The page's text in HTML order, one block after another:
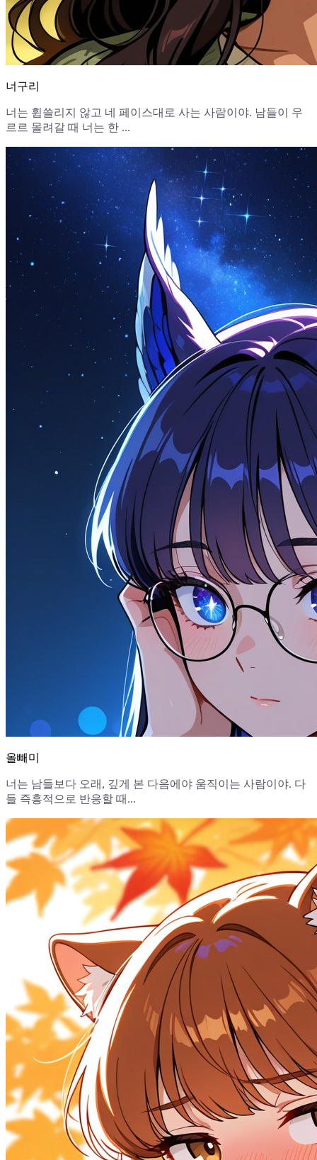
너구리
너는 휩쓸리지 않고 네 페이스대로 사는 사람이야. 남들이 우
르르 몰려갈 때 너는 한 ...
올빼미
너는 남들보다 오래, 깊게 본 다음에야 움직이는 사람이야. 다
들 즉흥적으로 반응할 때...